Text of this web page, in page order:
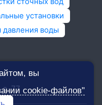
установки
воды
д. 77
вы
cookie-файлов"